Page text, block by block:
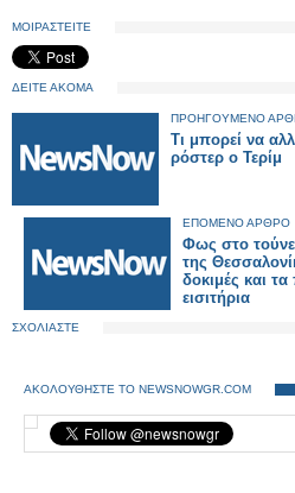
ΜΟΙΡΑΣΤΕΙΤΕ
ΔΕΙΤΕ ΑΚΟΜΑ
ΠΡΟΗΓΟΥΜΕΝΟ
Τι μπορεί να
ρόστερ ο Τερίμ
ΕΠΟΜΕΝΟ ΑΡΘΡΟ
Φως στο
της
δοκιμές και
εισιτήρια
ΣΧΟΛΙΑΣΤΕ
ΑΚΟΛΟΥΘΗΣΤΕ ΤΟ NEWSNOWGR.COM